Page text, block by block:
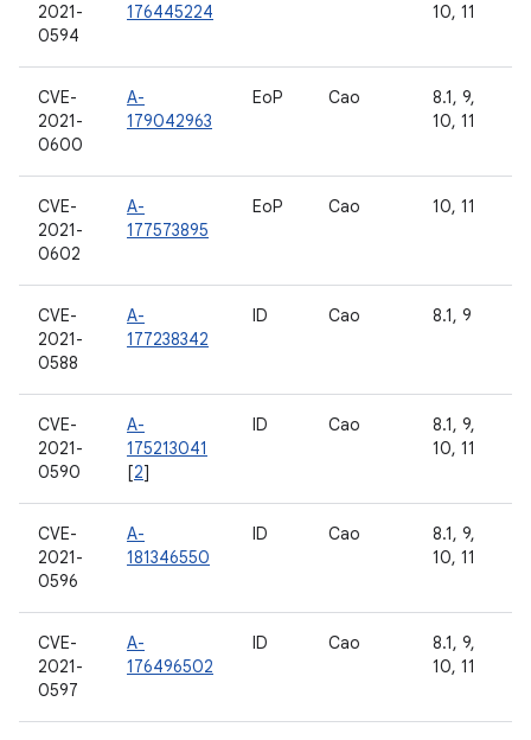
2021-
0594
176445224
10, 11
CVE-
2021-
0600
A-
179042963
EoP Cao
8.1, 9,
10, 11
CVE-
2021-
0602
A-
177573895
EoP Cao 10, 11
CVE-
2021-
0588
A-
177238342
ID Cao 8.1, 9
CVE-
2021-
0590
A-
175213041
[2]
ID Cao
8.1, 9,
10, 11
CVE-
2021-
0596
A-
181346550
ID Cao
8.1, 9,
10, 11
CVE-
2021-
0597
A-
176496502
ID Cao
8.1, 9,
10, 11